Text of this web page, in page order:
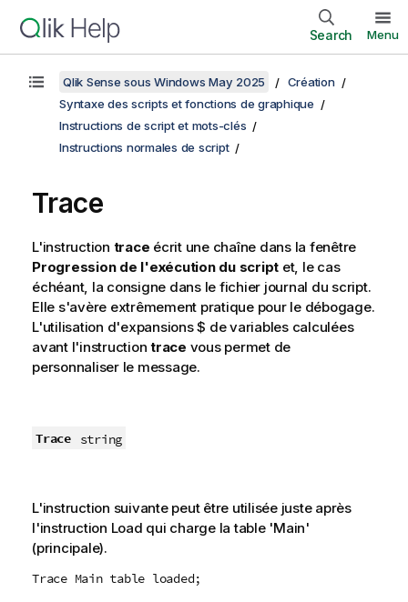
Search Menu
Qlik Sense sous Windows May 2025
Création
Syntaxe des scripts et fonctions de graphique
Instructions de script et mots-clés
Instructions normales de script
Trace
L'instruction trace écrit une chaîne dans la fenêtre
Progression de l'exécution du script et, le cas
échéant, la consigne dans le fichier journal du script.
Elle s'avère extrêmement pratique pour le débogage.
L'utilisation d'expansions $ de variables calculées
avant l'instruction trace vous permet de
personnaliser le message.
Trace string
L'instruction suivante peut être utilisée juste après
l'instruction Load qui charge la table 'Main'
(principale).
Trace Main table loaded;